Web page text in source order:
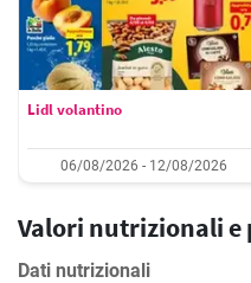
Lidl volantino
06/08/2026 - 12/08/2026
Valori nutrizionali e
Dati nutrizionali